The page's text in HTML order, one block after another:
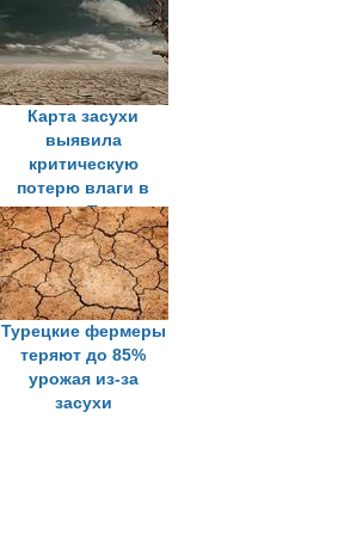
Карта засухи
выявила
критическую
потерю влаги в
почве в Турции
Турецкие фермеры
теряют до 85%
урожая из-за
засухи